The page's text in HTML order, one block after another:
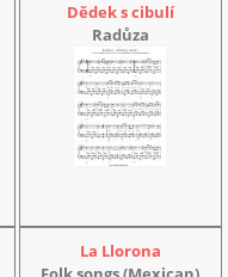
Dědek s cibulí
Radůza
La Llorona